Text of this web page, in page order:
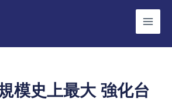
模史上最大 強化台